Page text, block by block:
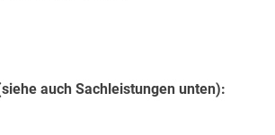
auch Sachleistungen unten):